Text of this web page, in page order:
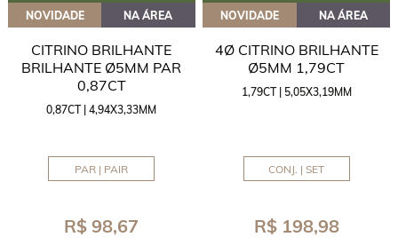
NOVIDADE NA ÁREA
CITRINO BRILHANTE
BRILHANTE Ø5MM PAR
0,87CT
0,87CT | 4,94X3,33MM
PAR | PAIR
R$ 98,67
NOVIDADE NA ÁREA
4Ø CITRINO BRILHANTE
Ø5MM 1,79CT
1,79CT | 5,05X3,19MM
CONJ. | SET
R$ 198,98